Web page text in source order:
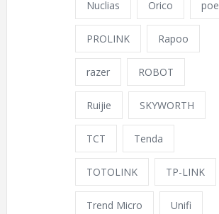
Nuclias Orico poe
PROLINK Rapoo
razer ROBOT
Ruijie SKYWORTH
TCT Tenda
TOTOLINK TP-LINK
Trend Micro Unifi